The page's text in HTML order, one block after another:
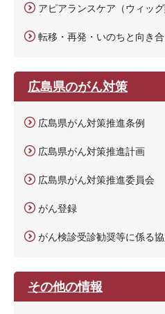
アピアランスケア（ウィッグ
転移・再発・いのちと向き合
広島県のがん対策
広島県がん対策推進条例
広島県がん対策推進計画
広島県がん対策推進委員会
がん登録
がん検診受診勧奨等に係る
その他の情報